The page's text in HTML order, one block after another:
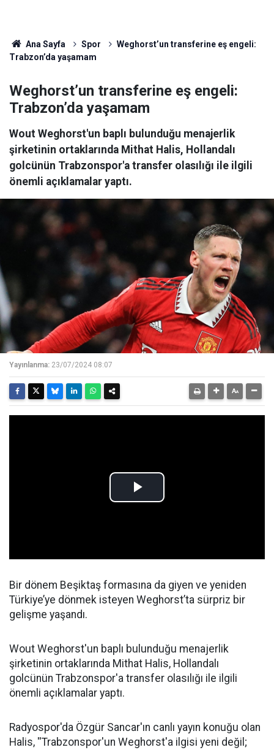
Ana Sayfa Spor
Weghorst’un transferine eş engeli:
Trabzon’da yaşamam
Weghorst’un transferine eş engeli:
Trabzon’da yaşamam
Wout Weghorst'un baplı bulunduğu menajerlik
şirketinin ortaklarında Mithat Halis, Hollandalı
golcünün Trabzonspor'a transfer olasılığı ile ilgili
önemli açıklamalar yaptı.
Yayınlanma: 23/07/2024 08:07
Bir dönem Beşiktaş formasına da giyen ve yeniden
Türkiye’ye dönmek isteyen Weghorst’ta sürpriz bir
gelişme yaşandı.
Wout Weghorst'un baplı bulunduğu menajerlik
şirketinin ortaklarında Mithat Halis, Hollandalı
golcünün Trabzonspor'a transfer olasılığı ile ilgili
önemli açıklamalar yaptı.
Radyospor'da Özgür Sancar'ın canlı yayın konuğu olan
Halis, ''Trabzonspor'un Weghorst'a ilgisi yeni değil;